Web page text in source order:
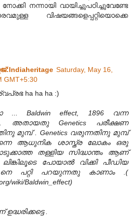
നന്നായി വായിച്ചുപഠിച്ചുവേണ്ടേ
വിഷയങ്ങളെപ്പറ്റിയൊക്കെ
Saturday, May 16,
GMT+5:30
ha ha ha :)
... Baldwin effect, 1896 വന്ന
. അതായതു Genetics പരീക്ഷണ
മുമ്പ് . Genetics വരുന്നതിനു മുമ്പ്
ആധുനിക ശാസ്ത്ര ലോകം ഒരു
തള്ളിയ സിദ്ധാന്തം ആണ്
പോയാല്‍ വിക്കി പീഡിയ
നെ പറ്റി പറയുന്നതു കാണാം .(
wiki/Baldwin_effect)
.